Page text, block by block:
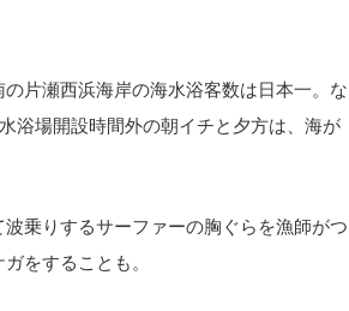
片瀬西浜海岸の海水浴客数は日本一。な
浴場開設時間外の朝イチと夕方は、海が
乗りするサーファーの胸ぐらを漁師がつ
をすることも。